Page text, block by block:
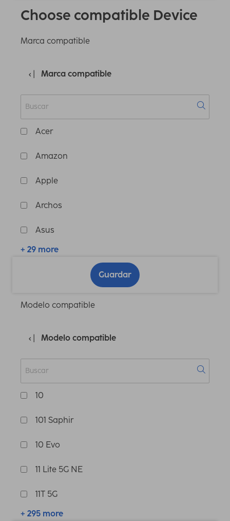
Choose compatible Device
Marca compatible
Marca compatible
Acer
Amazon
Apple
Archos
Asus
+ 29 more
Guardar
Modelo compatible
Modelo compatible
10
101 Saphir
10 Evo
11 Lite 5G NE
11T 5G
+ 295 more